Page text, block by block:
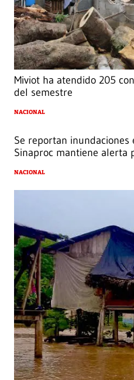
Miviot ha atendido 205
del semestre
NACIONAL
Se reportan inundaciones
Sinaproc mantiene alerta
NACIONAL